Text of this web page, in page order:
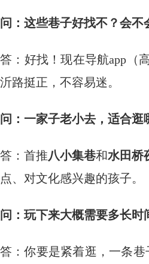
问：这些巷子好找不？会不
答：好找！现在导航app（
沂路挺正，不容易迷。
问：一家子老小去，适合逛
答：首推八小集巷和水田桥
点、对文化感兴趣的孩子。
问：玩下来大概需要多长时
答：你要是紧着逛，一条巷